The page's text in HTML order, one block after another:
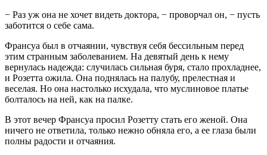
− Раз уж она не хочет видеть доктора, − проворчал он, − пусть
заботится о себе сама.
Франсуа был в отчаянии, чувствуя себя бессильным перед
этим странным заболеванием. На девятый день к нему
вернулась надежда: случилась сильная буря, стало прохладнее,
и Розетта ожила. Она поднялась на палубу, прелестная и
веселая. Но она настолько исхудала, что муслиновое платье
болталось на ней, как на палке.
В этот вечер Франсуа просил Розетту стать его женой. Она
ничего не ответила, только нежно обняла его, а ее глаза были
полны радости и отчаяния.